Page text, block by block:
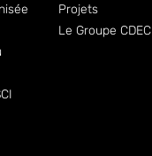
Projets
Le Groupe CDEC